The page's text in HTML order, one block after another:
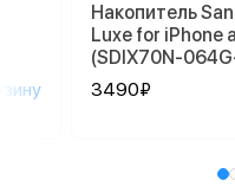
Накопитель
Luxe for iPhone
(SDIX70N-
3490₽